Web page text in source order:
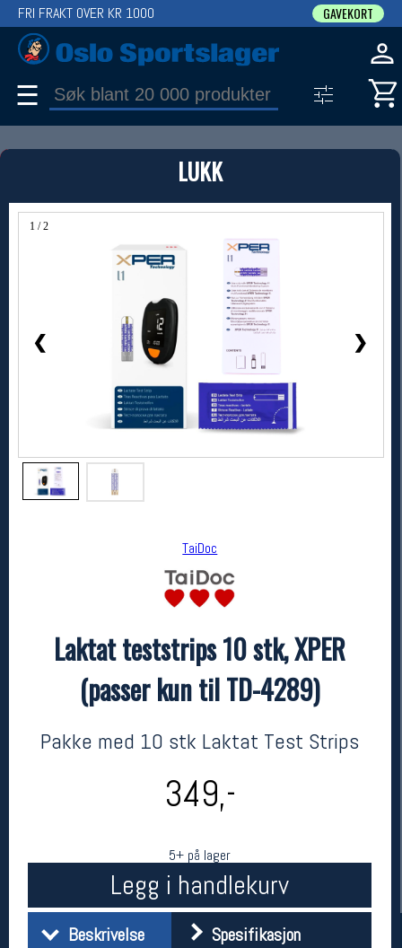
LUKK
1 / 2
❮ ❯
TaiDoc
Laktat teststrips 10 stk, XPER
(passer kun til TD-4289)
Pakke med 10 stk Laktat Test Strips
349,-
5+ på lager
Legg i handlekurv
Beskrivelse Spesifikasjon
FRI FRAKT OVER KR 1000 GAVEKORT
☰
PRODUKT
Produkter (1)
Bruk filter til å spisse søket
TaiDoc
Laktat teststrips 10 stk, XPER (passer kun til TD-4289)
kr 349